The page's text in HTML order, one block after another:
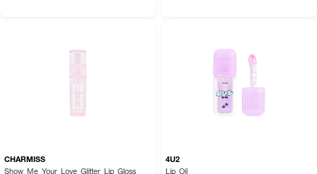
CHARMISS
Show Me Your Love Glitter Lip Gloss
4U2
Lip Oil